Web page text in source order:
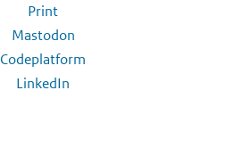
Print
Mastodon
Codeplatform
LinkedIn